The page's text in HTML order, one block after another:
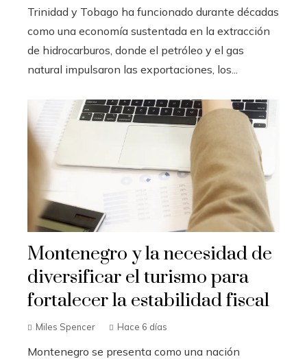
Trinidad y Tobago ha funcionado durante décadas
como una economía sustentada en la extracción
de hidrocarburos, donde el petróleo y el gas
natural impulsaron las exportaciones, los...
Montenegro y la necesidad de
diversificar el turismo para
fortalecer la estabilidad fiscal
Miles Spencer Hace 6 días
Montenegro se presenta como una nación